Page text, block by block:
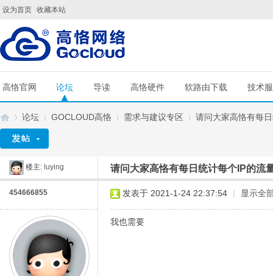
设为首页 收藏本站
高恪官网 论坛 导读 高恪硬件 软路由下载 技术
»
论坛
›
GOCLOUD高恪
›
需求与建议专区
›
请问大家高恪有每
楼主: luying 请问大家高恪有每日统计每个IP的流
454666855 发表于 2021-1-24 22:37:54 | 显示全
我也需要